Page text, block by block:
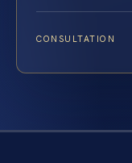
CONSULTATION